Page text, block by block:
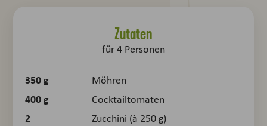
Zutaten
für4Personen
350g Möhren
400g Cocktailtomaten
2 Zucchini (à 250 g)